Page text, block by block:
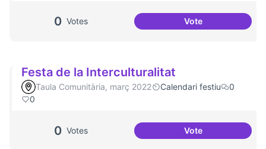
0 Votes VoteCelebracions
Festa de la Interculturalitat
Taula Comunitària, març 2022 Calendari festiu
0
0
0 Votes VoteFesta de la